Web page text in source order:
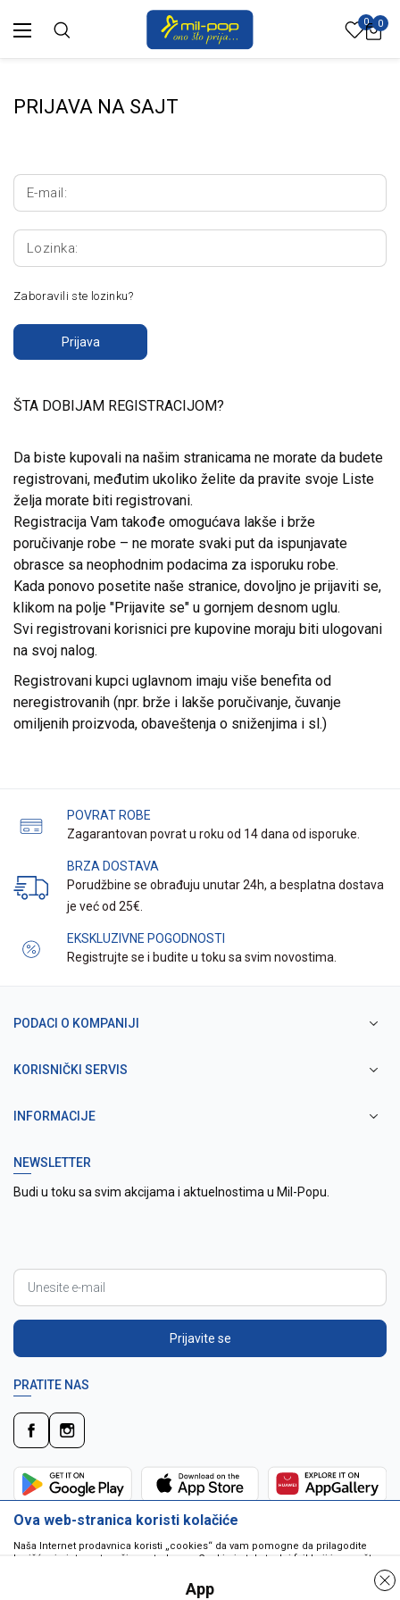
0 0
PRIJAVA NA SAJT
E-mail:
Lozinka:
Zaboravili ste lozinku?
Prijava
ŠTA DOBIJAM REGISTRACIJOM?
Da biste kupovali na našim stranicama ne morate da budete
registrovani, međutim ukoliko želite da pravite svoje Liste
želja morate biti registrovani.
Registracija Vam takođe omogućava lakše i brže
poručivanje robe – ne morate svaki put da ispunjavate
obrasce sa neophodnim podacima za isporuku robe.
Kada ponovo posetite naše stranice, dovoljno je prijaviti se,
klikom na polje "Prijavite se" u gornjem desnom uglu.
Svi registrovani korisnici pre kupovine moraju biti ulogovani
na svoj nalog.
Registrovani kupci uglavnom imaju više benefita od
neregistrovanih (npr. brže i lakše poručivanje, čuvanje
omiljenih proizvoda, obaveštenja o sniženjima i sl.)
POVRAT ROBE
Zagarantovan povrat u roku od 14 dana od isporuke.
BRZA DOSTAVA
Porudžbine se obrađuju unutar 24h, a besplatna dostava
je već od 25€.
EKSKLUZIVNE POGODNOSTI
Registrujte se i budite u toku sa svim novostima.
PODACI O KOMPANIJI
KORISNIČKI SERVIS
INFORMACIJE
NEWSLETTER
Budi u toku sa svim akcijama i aktuelnostima u Mil-Popu.
Prijavite se
PRATITE NAS
Ova web-stranica koristi kolačiće
Naša Internet prodavnica koristi „cookies“ da vam pomogne da prilagodite
korišćenje interneta vašim potrebama. Cookie je tekstualni fajl koji je smešten
da pokrenu program ili da isporuče virus vašem računaru. Cookie-i su
jedinstveno dodeljeni vama, i jedino mogu biti pročitani od strane web servera
App